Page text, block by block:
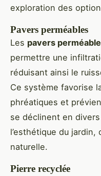
exploration des
Pavers perméables
Les pavers
permettre une
réduisant ainsi le
Ce système favorise
phréatiques et
se déclinent en divers
l’esthétique du
naturelle.
Pierre recyclée